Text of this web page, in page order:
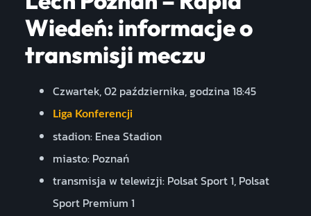
Wiedeń: informacje o
transmisji meczu
Czwartek, 02 października, godzina 18:45
Liga Konferencji
stadion: Enea Stadion
miasto: Poznań
transmisja w telewizji: Polsat Sport 1, Polsat
Sport Premium 1